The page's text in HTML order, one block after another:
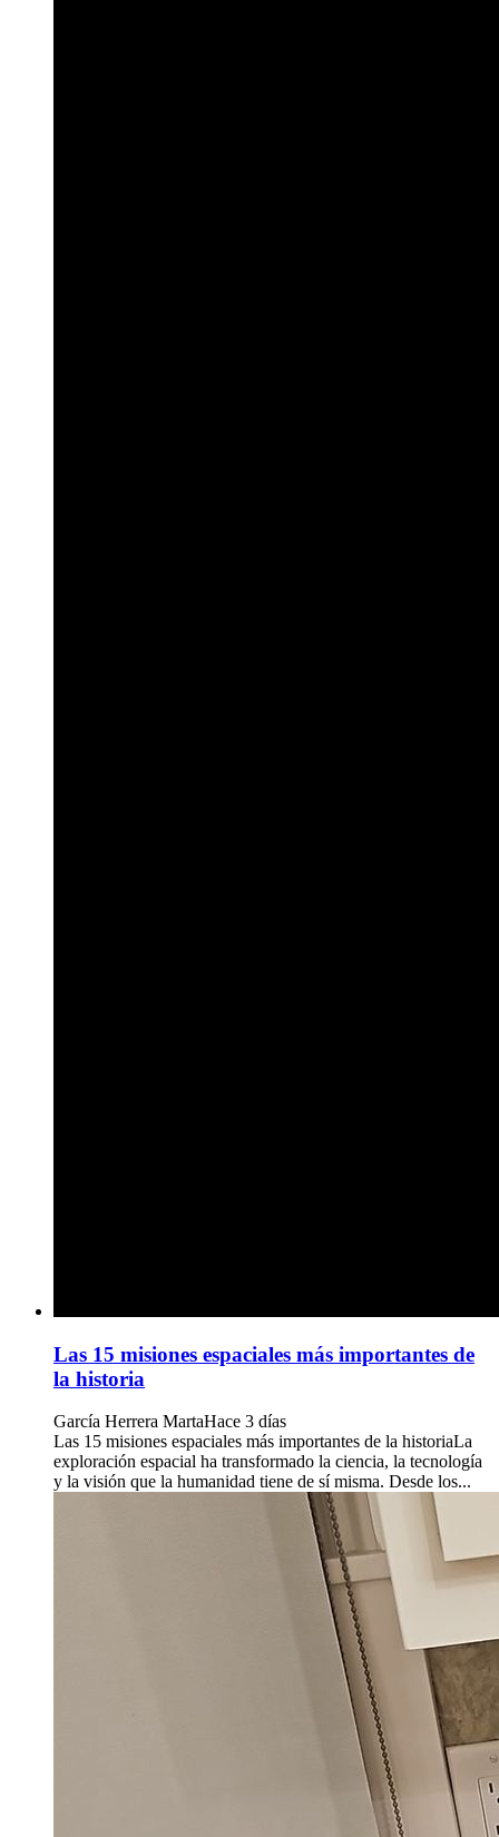
Las 15 misiones espaciales más importantes de
la historia
García Herrera MartaHace 3 días
Las 15 misiones espaciales más importantes de la historiaLa
exploración espacial ha transformado la ciencia, la tecnología
y la visión que la humanidad tiene de sí misma. Desde los...